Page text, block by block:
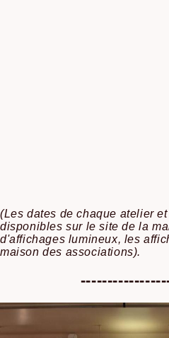
(Les dates de chaque atelier
disponibles sur le site de la
d'affichages lumineux, les
maison des associations).